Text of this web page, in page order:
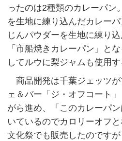
ったのは2種類のカレーパン
を生地に練り込んだカレー
じんパウダーを生地に練り
「市船焼きカレーパン」と
してルウに梨ジャムも使用す
商品開発は千葉ジェッツが
ェ＆バー「ジ・オフコート
がら進め、「このカレーパ
いているのでカロリーオフ
文化祭でも販売したのです